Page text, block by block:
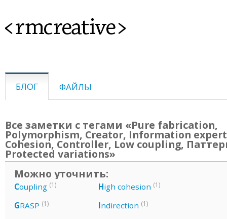
<rmcreative>
БЛОГ ФАЙЛЫ
Все заметки с тегами «Pure fabrication,
Polymorphism, Creator, Information
Cohesion, Controller, Low coupling,
Protected variations»
Можно уточнить:
Coupling (1)
GRASP (1)
High cohesion (1)
Indirection (1)